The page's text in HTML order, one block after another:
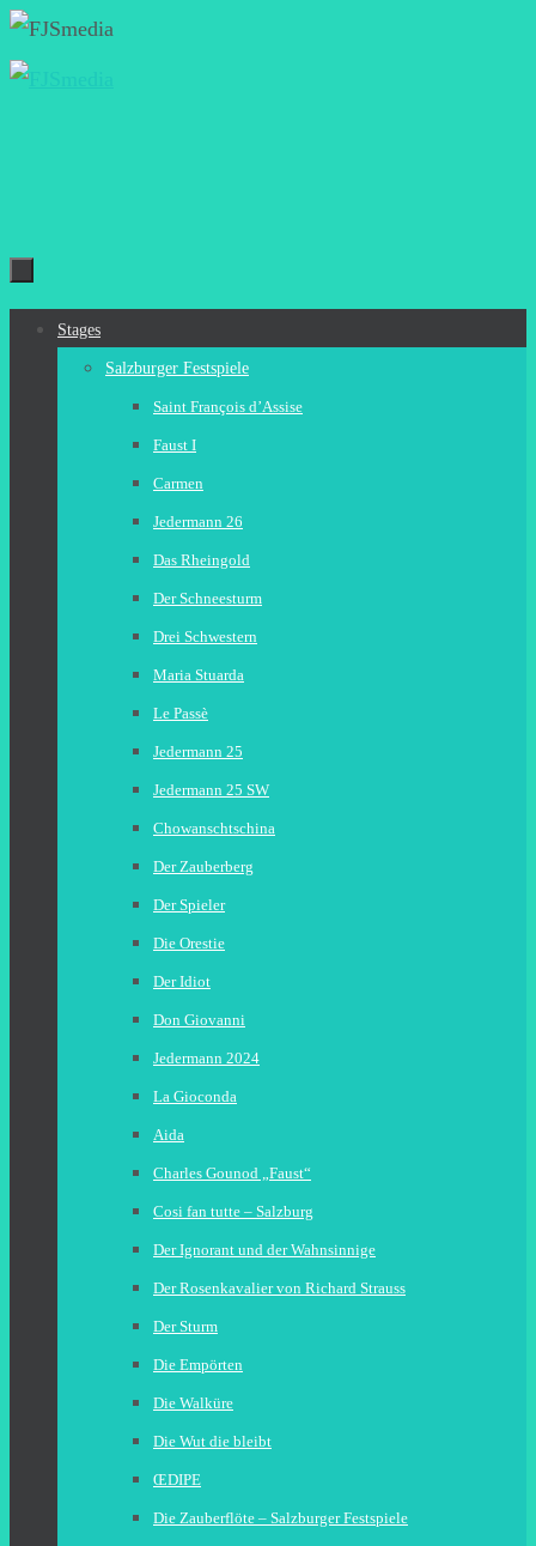
Zum
Inhalt
Zum
Stages
Salzburger Festspiele
Saint François d’Assise
Faust I
Carmen
Jedermann 26
Das Rheingold
Der Schneesturm
Drei Schwestern
Maria Stuarda
Le Passè
Jedermann 25
Jedermann 25 SW
Chowanschtschina
Der Zauberberg
Der Spieler
Die Orestie
Der Idiot
Don Giovanni
Jedermann 2024
La Gioconda
Aida
Charles Gounod „Faust“
Cosi fan tutte – Salzburg
Der Ignorant und der Wahnsinnige
Der Rosenkavalier von Richard Strauss
Der Sturm
Die Empörten
Die Walküre
Die Wut die bleibt
ŒDIPE
Die Zauberflöte – Salzburger Festspiele